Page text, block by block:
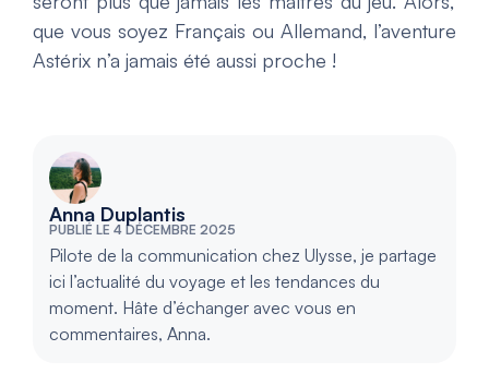
que vous soyez Français ou Allemand, l’aventure
Astérix n’a jamais été aussi proche !
Anna Duplantis
PUBLIÉ LE 4 DÉCEMBRE 2025
Pilote de la communication chez Ulysse, je partage
ici l’actualité du voyage et les tendances du
moment. Hâte d’échanger avec vous en
commentaires, Anna.